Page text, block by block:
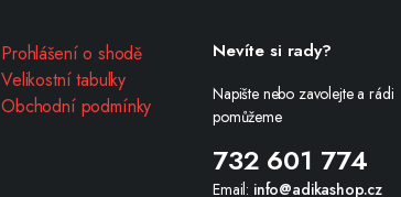
Prohlášení o shodě
Velikostní tabulky
Obchodní podmínky
Nevíte si rady?
Napište nebo zavolejte a rádi
pomůžeme
732 601 774
Email: info@adikashop.cz